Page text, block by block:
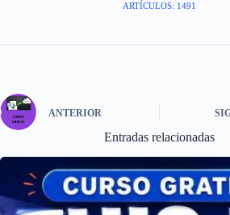
ARTÍCULOS: 1491
ANTERIOR
Entradas relacionadas